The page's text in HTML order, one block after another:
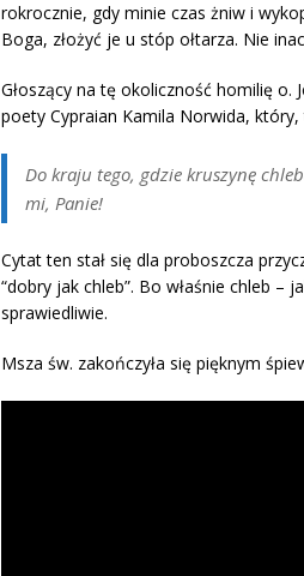
rokrocznie, gdy minie czas żniw i
Boga, złożyć je u stóp ołtarza. Nie
Głoszący na tę okoliczność homilię o.
poety Cypraian Kamila Norwida, który,
Do kraju tego, gdzie kruszynę
mi, Panie!
Cytat ten stał się dla proboszcza
“dobry jak chleb”. Bo właśnie chleb –
sprawiedliwie.
Msza św. zakończyła się pięknym